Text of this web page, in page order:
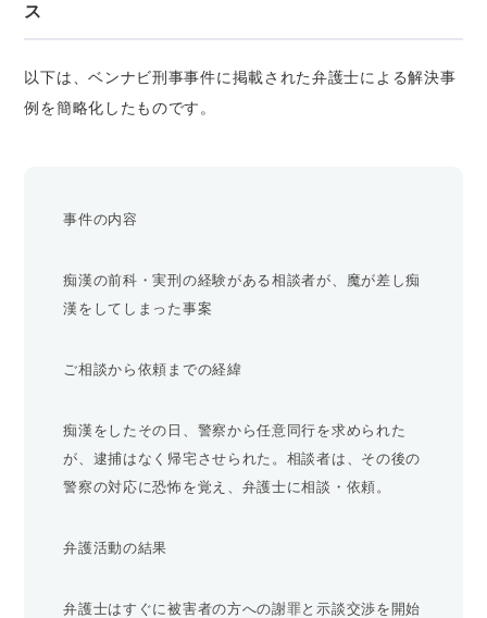
ス
以下は、ベンナビ刑事事件に掲載された弁護士による解決事
例を簡略化したものです。
事件の内容
痴漢の前科・実刑の経験がある相談者が、魔が差し痴
漢をしてしまった事案
ご相談から依頼までの経緯
痴漢をしたその日、警察から任意同行を求められた
が、逮捕はなく帰宅させられた。相談者は、その後の
警察の対応に恐怖を覚え、弁護士に相談・依頼。
弁護活動の結果
弁護士はすぐに被害者の方への謝罪と示談交渉を開始